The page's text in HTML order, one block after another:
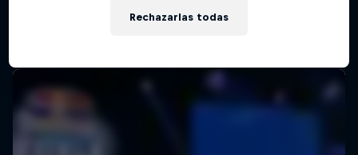
Rechazarlas todas